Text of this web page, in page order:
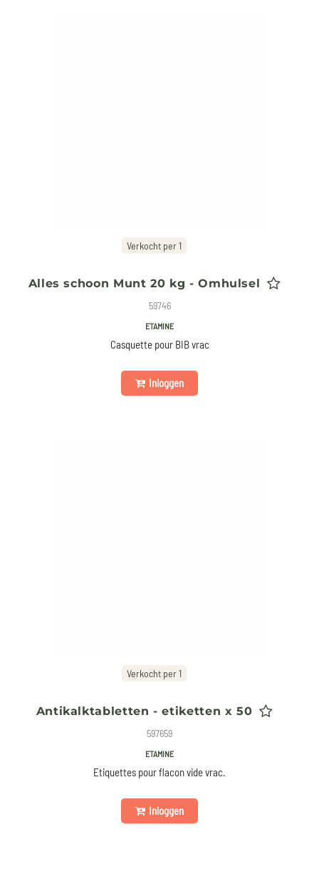
Verkocht per 1
Alles schoon Munt 20 kg - Omhulsel
59746
ETAMINE
Casquette pour BIB vrac
Inloggen
Verkocht per 1
Antikalktabletten - etiketten x 50
597659
ETAMINE
Etiquettes pour flacon vide vrac.
Inloggen